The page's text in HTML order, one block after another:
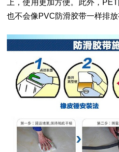
上，使用更加方便。此外，
也不会像PVC防滑胶带一样排放